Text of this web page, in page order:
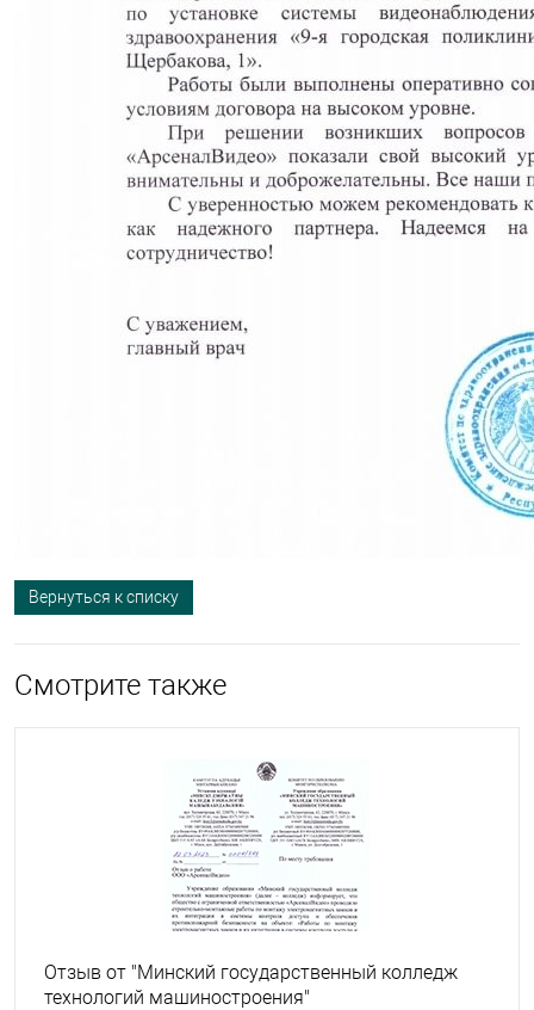
Вернуться к списку
Смотрите также
Отзыв от "Минский государственный колледж
технологий машиностроения"